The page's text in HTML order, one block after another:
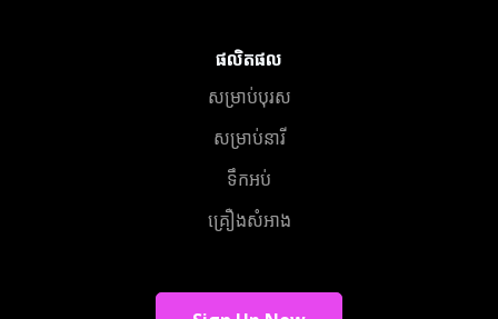
ផលិតផល
សម្រាប់បុរស
សម្រាប់នារី
ទឹកអប់
គ្រឿងសំអាង